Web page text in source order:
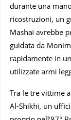
durante una
ricostruzioni, un
Mashai avrebbe
guidata da
rapidamente in
utilizzate armi
Tra le tre vittime
Al-Shikhi, un